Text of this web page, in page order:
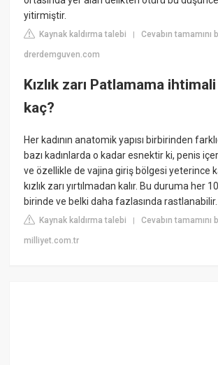
yitirmiştir.
Kaynak kaldırma talebi |Cevabın tamamını
drerdemguven.com
Kızlık zarı Patlamama
kaç?
Her kadının anatomik yapısı birbirinden
bazı kadınlarda o kadar esnektir ki, penis
ve özellikle de vajina giriş bölgesi yeterince
kızlık zarı yırtılmadan kalır. Bu duruma her
birinde ve belki daha fazlasında rastlanabilir.
Kaynak kaldırma talebi |Cevabın tamamını
milliyet.com.tr